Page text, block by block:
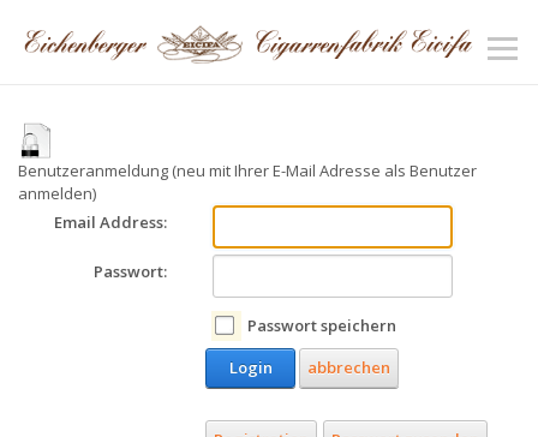
Benutzeranmeldung (neu mit Ihrer E-Mail Adresse als Benutzer
anmelden)
Email Address:
Passwort:
Passwort speichern
Login
abbrechen